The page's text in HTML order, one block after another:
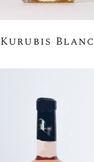
Kurubis Blanc